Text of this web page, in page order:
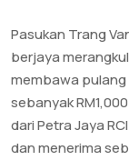
Pasukan Trang
berjaya
membawa
sebanyak
dari Petra Jaya
dan menerima